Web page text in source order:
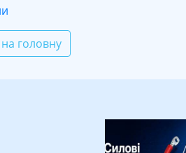
головну